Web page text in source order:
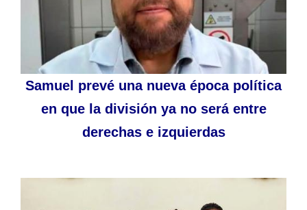
Samuel prevé una nueva época política
en que la división ya no será entre
derechas e izquierdas